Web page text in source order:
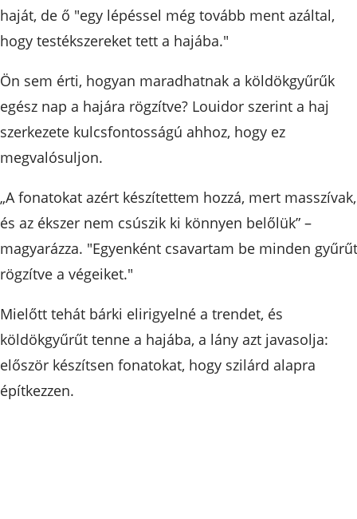
haját, de ő "egy lépéssel még tovább ment azáltal,
hogy testékszereket tett a hajába."
Ön sem érti, hogyan maradhatnak a köldökgyűrűk
egész nap a hajára rögzítve? Louidor szerint a haj
szerkezete kulcsfontosságú ahhoz, hogy ez
megvalósuljon.
„A fonatokat azért készítettem hozzá, mert masszívak,
és az ékszer nem csúszik ki könnyen belőlük” –
magyarázza. "Egyenként csavartam be minden
rögzítve a végeiket."
Mielőtt tehát bárki elirigyelné a trendet, és
köldökgyűrűt tenne a hajába, a lány azt javasolja:
először készítsen fonatokat, hogy szilárd alapra
építkezzen.